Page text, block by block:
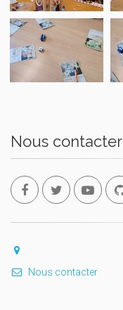
Nous contacter
Nous contacter